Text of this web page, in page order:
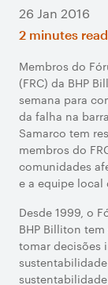
26 Jan 2016
2 minutes read
Membros do
(FRC) da BHP
semana para
da falha na
Samarco tem
membros do
comunidades
e a equipe local
Desde 1999, o
BHP Billiton
tomar decisões